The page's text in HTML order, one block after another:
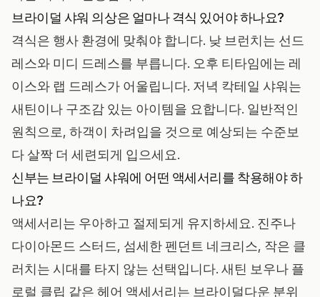
브라이덜 샤워 의상은 얼마나 격식 있어야 하나요?
격식은 행사 환경에 맞춰야 합니다. 낮 브런치는 선드
레스와 미디 드레스를 부릅니다. 오후 티타임에는 레
이스와 랩 드레스가 어울립니다. 저녁 칵테일 샤워는
새틴이나 구조감 있는 아이템을 요합니다. 일반적인
원칙으로, 하객이 차려입을 것으로 예상되는 수준보
다 살짝 더 세련되게 입으세요.
신부는 브라이덜 샤워에 어떤 액세서리를 착용해야 하
나요?
액세서리는 우아하고 절제되게 유지하세요. 진주나
다이아몬드 스터드, 섬세한 펜던트 네크리스, 작은 클
러치는 시대를 타지 않는 선택입니다. 새틴 보우나 플
로럴 클립 같은 헤어 액세서리는 브라이덜다운 분위